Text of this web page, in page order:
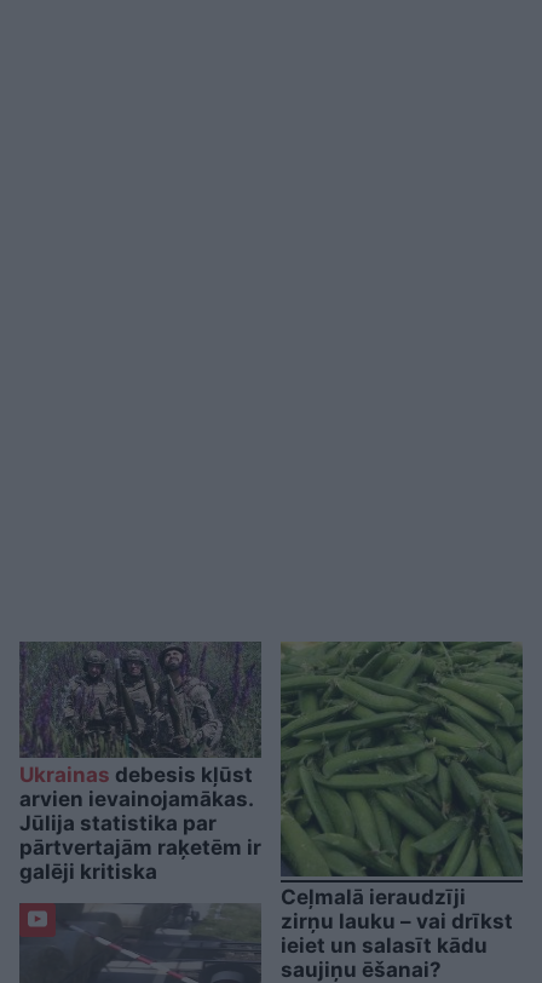
Ukrainas debesis kļūst
arvien ievainojamākas.
Jūlija statistika par
pārtvertajām raķetēm ir
galēji kritiska
Ceļmalā ieraudzīji
zirņu lauku – vai drīkst
ieiet un salasīt kādu
saujiņu ēšanai?